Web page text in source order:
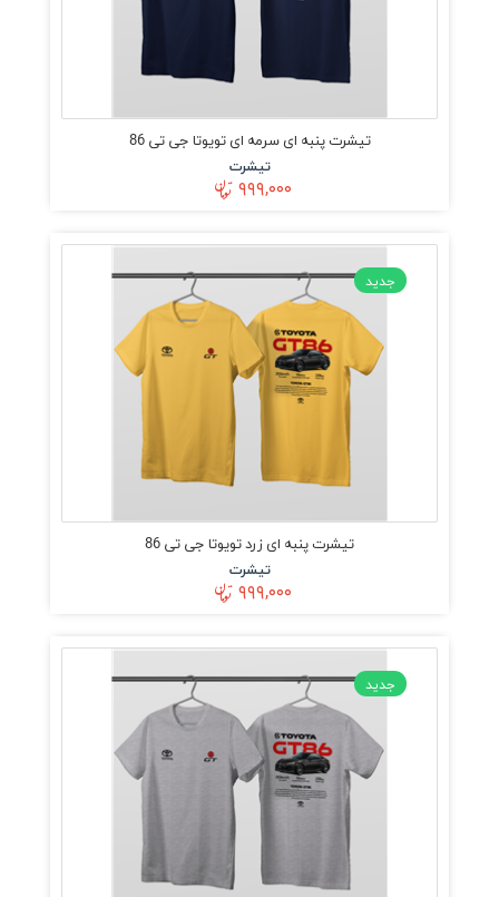
تیشرت پنبه ای سرمه ای تویوتا جی تی 86
تیشرت
۹۹۹,۰۰۰
جدید
تیشرت پنبه ای زرد تویوتا جی تی 86
تیشرت
۹۹۹,۰۰۰
جدید